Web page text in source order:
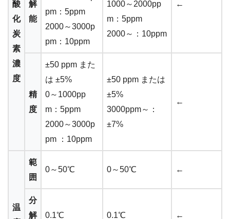
酸
化
炭
素
濃
度
解
能
pm：5ppm
2000～3000p
pm：10ppm
1000～2000pp
m：5ppm
2000～：10ppm
←
精
度
±50 ppm また
は ±5%
0～1000pp
m：5ppm
2000～3000p
pm ：10ppm
±50 ppm または
±5%
3000ppm～：
±7%
←
温
範
囲
0～50℃ 0～50℃ ←
分
解
0.1℃ 0.1℃ ←